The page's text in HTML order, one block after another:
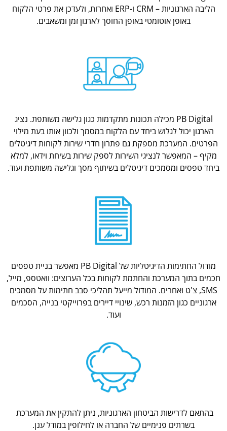
הליבה הארגוניות – CRM ו-ERP ואחרות, ולעדכן את פרטי הלקוח
באופן אוטומטי באופן החוסך לארגון זמן ומשאבים.
PB Digital מכילה תכונות מתקדמות כגון גלישה משותפת. נציג
הארגון יכול לגלוש ביחד עם הלקוח במסמך ולכוון אותו בעת מילוי
הפרטים. המערכת מספקת גם פתרון חדרי שירות לקוחות דיגיטלים
מקיף – המאפשר לנציגי השירות לספק שירות בשיחת וידאו, למלא
ביחד טפסים ומסמכים דיגיטלים בשיתוף מסך וגלישה משותפת ועוד.
מודול החתימות הדיגיטליות של PB Digital מאפשר בניית טפסים
חכמים בתוך המערכת והחתמת לקוחות בכל הערוצים: וואטספ, מייל,
SMS, צ'ט ואחרים. המודול מייעל תהליכי סבב חתימות על מסמכים
ארגוניים כגון הזמנות רכש, שינויי דיירים בפרוייקטי בנייה, הסכמים
ועוד.
בהתאם לדרישות הביטחון הארגוניות, ניתן להתקין את המערכת
בשרתים פנימיים של החברה או לחילופין במודל ענן.